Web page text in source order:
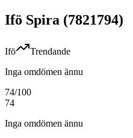
Ifö Spira (7821794)
Ifö
Trendande
Inga omdömen ännu
74/100
74
Inga omdömen ännu